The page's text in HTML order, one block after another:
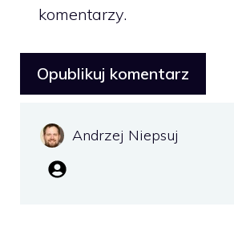
komentarzy.
Andrzej Niepsuj